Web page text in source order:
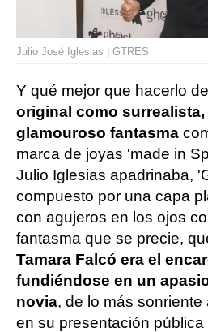
Julio José Iglesias | GTRES
Y qué mejor que hacerlo de
original como
glamouroso fantasma
marca de joyas 'made in
Julio Iglesias apadrinaba,
compuesto por una capa
con agujeros en los ojos
fantasma que se precie,
Tamara Falcó era el
fundiéndose en un
novia, de lo más
en su presentación